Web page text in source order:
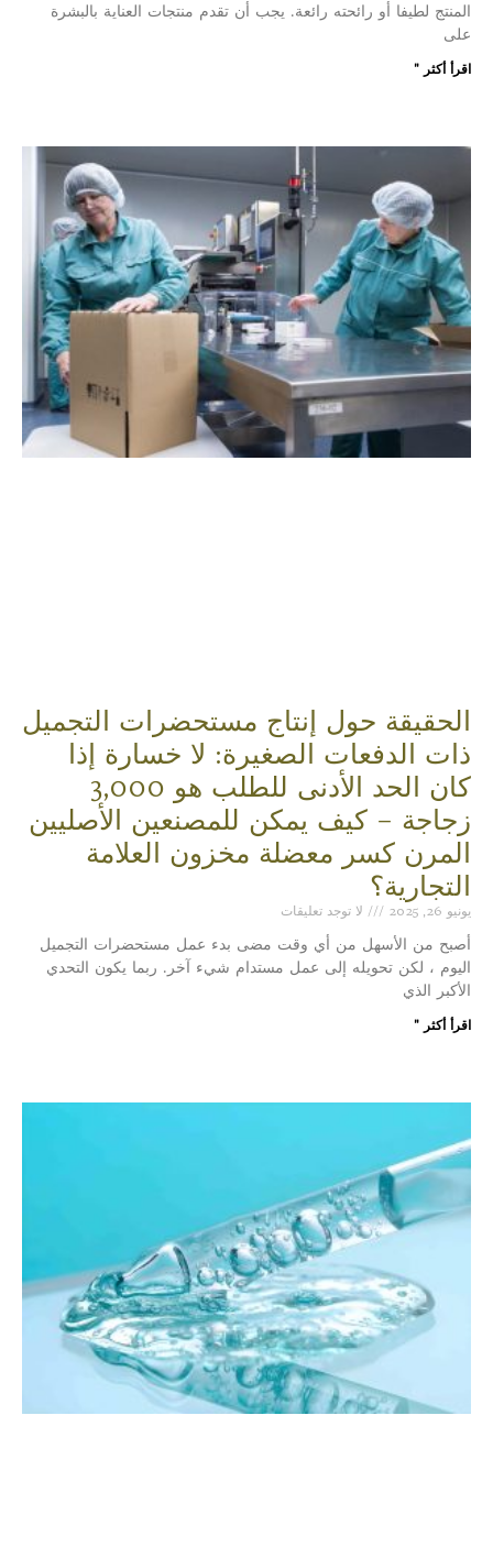
المنتج لطيفا أو رائحته رائعة. يجب أن تقدم منتجات العناية بالبشرة
على
اقرأ أكثر "
الحقيقة حول إنتاج مستحضرات التجميل
ذات الدفعات الصغيرة: لا خسارة إذا
كان الحد الأدنى للطلب هو 3,000
زجاجة – كيف يمكن للمصنعين الأصليين
المرن كسر معضلة مخزون العلامة
التجارية؟
يونيو 26, 2025 لا توجد تعليقات
أصبح من الأسهل من أي وقت مضى بدء عمل مستحضرات التجميل
اليوم ، لكن تحويله إلى عمل مستدام شيء آخر. ربما يكون التحدي
الأكبر الذي
اقرأ أكثر "